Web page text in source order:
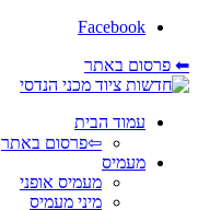
Facebook
⬅ פרסום באתר
עמוד הבית
⇦פרסום באתר
מעמיס
מעמיס אופני
מיני מעמיס